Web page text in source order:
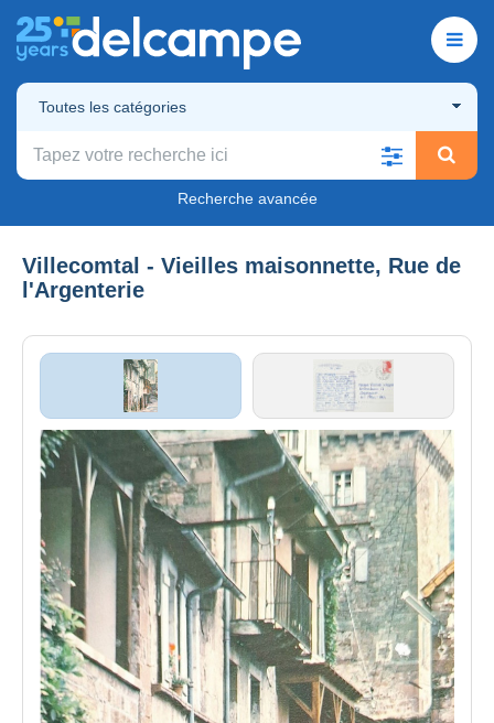
Toutes les catégories
Recherche avancée
Villecomtal - Vieilles maisonnette, Rue de
l'Argenterie